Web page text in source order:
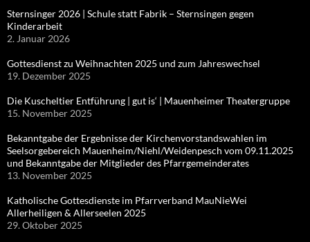
Sternsinger 2026 | Schule statt Fabrik – Sternsingen gegen
Kinderarbeit
2. Januar 2026
Gottesdienst zu Weihnachten 2025 und zum Jahreswechsel
19. Dezember 2025
Die Kuscheltier Entführung | gut is‘ | Mauenheimer Theatergruppe
15. November 2025
Bekanntgabe der Ergebnisse der Kirchenvorstandswahlen im
Seelsorgebereich Mauenheim/Niehl/Weidenpesch vom 09.11.2025
und Bekanntgabe der Mitglieder des Pfarrgemeinderates
13. November 2025
Katholische Gottesdienste im Pfarrverband MauNieWei
Allerheiligen & Allerseelen 2025
29. Oktober 2025